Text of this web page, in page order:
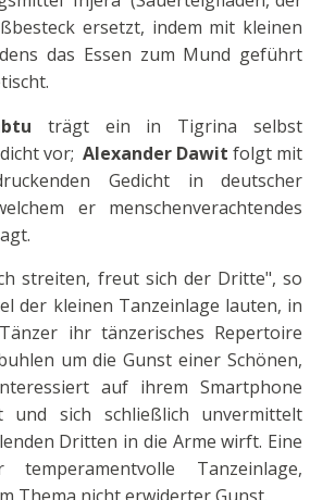
ersetzt, indem mit kleinen
das Essen zum Mund geführt
trägt ein in Tigrina selbst
vor;Alexander Dawitfolgt mit
Gedicht in deutscher
er menschenverachtendes
streiten, freut sich der Dritte", so
der kleinen Tanzeinlage lauten, in
ihr tänzerisches Repertoire
um die Gunst einer Schönen,
auf ihrem Smartphone
und sich schließlich unvermittelt
Dritten in die Arme wirft. Eine
temperamentvolle Tanzeinlage,